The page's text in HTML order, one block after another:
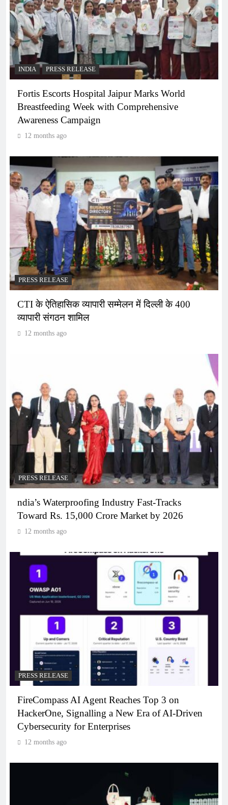
INDIA PRESS RELEASE
Fortis Escorts Hospital Jaipur Marks World
Breastfeeding Week with Comprehensive
Awareness Campaign
12 months ago
PRESS RELEASE
CTI के ऐतिहासिक व्यापारी सम्मेलन में दिल्ली के 400
व्यापारी संगठन शामिल
12 months ago
PRESS RELEASE
ndia’s Waterproofing Industry Fast-Tracks
Toward Rs. 15,000 Crore Market by 2026
12 months ago
PRESS RELEASE
FireCompass AI Agent Reaches Top 3 on
HackerOne, Signalling a New Era of AI-Driven
Cybersecurity for Enterprises
12 months ago